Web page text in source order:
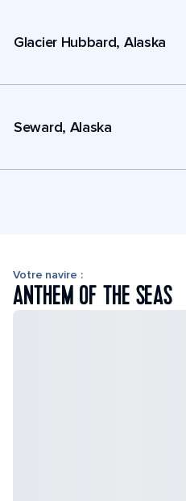
Glacier Hubbard, Alaska
Seward, Alaska
Votre navire :
ANTHEM OF THE SEAS